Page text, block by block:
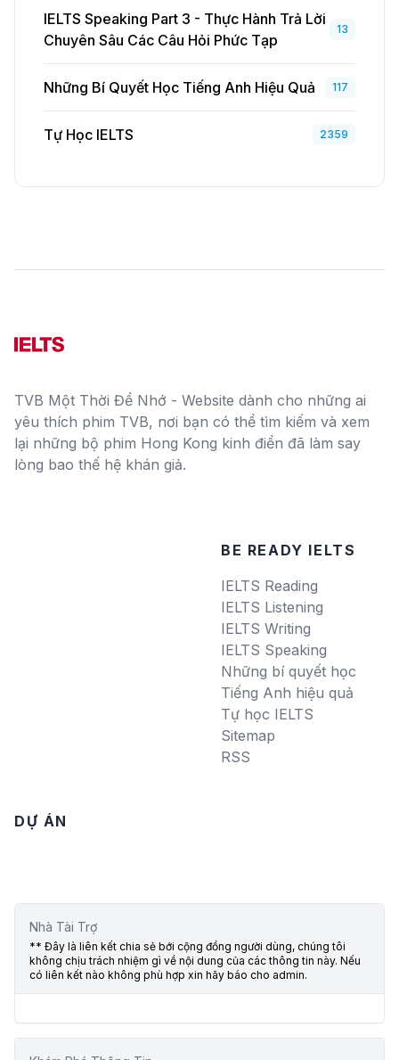
IELTS Speaking Part 3 - Thực Hành Trả Lời
Chuyên Sâu Các Câu Hỏi Phức Tạp
13
Những Bí Quyết Học Tiếng Anh Hiệu Quả 117
Tự Học IELTS 2359
TVB Một Thời Để Nhớ - Website dành cho những ai
yêu thích phim TVB, nơi bạn có thể tìm kiếm và xem
lại những bộ phim Hong Kong kinh điển đã làm say
lòng bao thế hệ khán giả.
BE READY IELTS
IELTS Reading
IELTS Listening
IELTS Writing
IELTS Speaking
Những bí quyết học
Tiếng Anh hiệu quả
Tự học IELTS
Sitemap
RSS
DỰ ÁN
Nhà Tài Trợ
** Đây là liên kết chia sẻ bới cộng đồng người dùng, chúng tôi
không chịu trách nhiệm gì về nội dung của các thông tin này. Nếu
có liên kết nào không phù hợp xin hãy báo cho admin.